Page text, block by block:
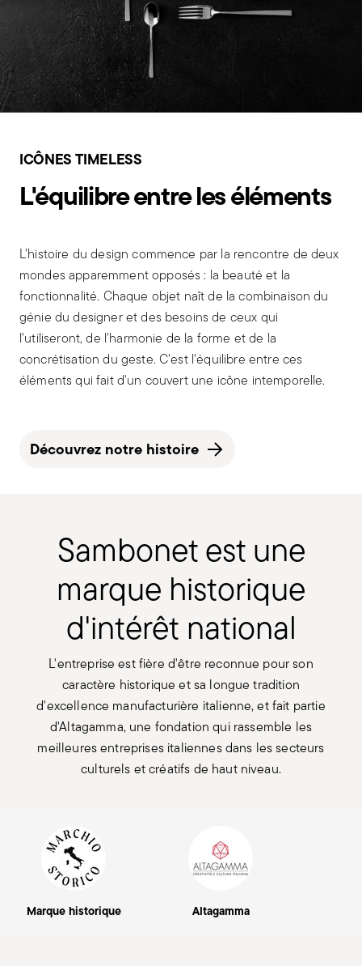
ICÔNES TIMELESS
L'équilibre entre les éléments
L'histoire du design commence par la rencontre de deux
mondes apparemment opposés : la beauté et la
fonctionnalité. Chaque objet naît de la combinaison du
génie du designer et des besoins de ceux qui
l'utiliseront, de l'harmonie de la forme et de la
concrétisation du geste. C'est l'équilibre entre ces
éléments qui fait d'un couvert une icône intemporelle.
Découvrez notre histoire
Sambonet est une
marque historique
d'intérêt national
L'entreprise est fière d'être reconnue pour son
caractère historique et sa longue tradition
d'excellence manufacturière italienne, et fait partie
d'Altagamma, une fondation qui rassemble les
meilleures entreprises italiennes dans les secteurs
culturels et créatifs de haut niveau.
Marque historique Altagamma